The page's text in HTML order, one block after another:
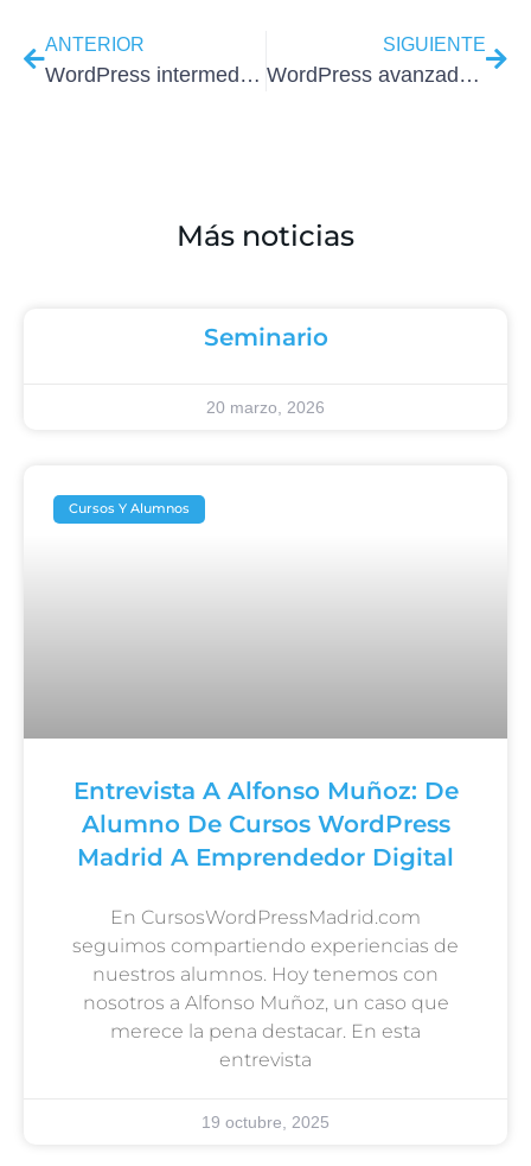
ANTERIOR
WordPress intermedio tardes del 4 al 8 de agosto
SIGUIENTE
WordPress avanzado tardes del 25 al 29 de agosto
Más noticias
Seminario
20 marzo, 2026
Cursos Y Alumnos
Entrevista A Alfonso Muñoz: De
Alumno De Cursos WordPress
Madrid A Emprendedor Digital
En CursosWordPressMadrid.com
seguimos compartiendo experiencias de
nuestros alumnos. Hoy tenemos con
nosotros a Alfonso Muñoz, un caso que
merece la pena destacar. En esta
entrevista
19 octubre, 2025